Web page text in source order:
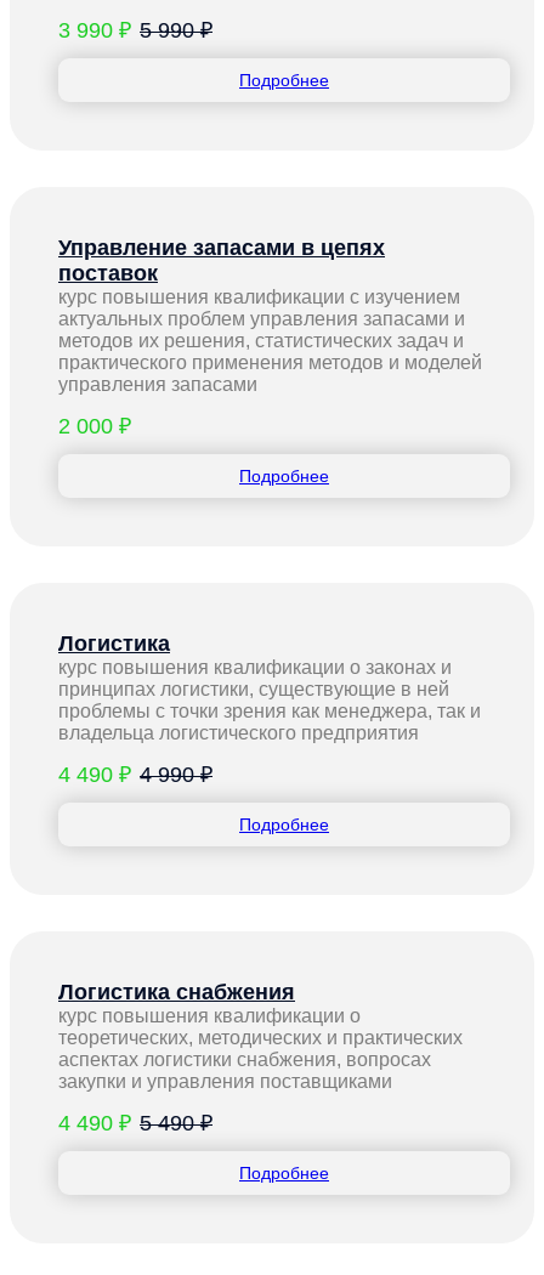
3 990 ₽ 5 990 ₽
Подробнее
Управление запасами в цепях
поставок
курс повышения квалификации с изучением
актуальных проблем управления запасами и
методов их решения, статистических задач и
практического применения методов и моделей
управления запасами
2 000 ₽
Подробнее
Логистика
курс повышения квалификации о законах и
принципах логистики, существующие в ней
проблемы с точки зрения как менеджера, так и
владельца логистического предприятия
4 490 ₽ 4 990 ₽
Подробнее
Логистика снабжения
курс повышения квалификации о
теоретических, методических и практических
аспектах логистики снабжения, вопросах
закупки и управления поставщиками
4 490 ₽ 5 490 ₽
Подробнее